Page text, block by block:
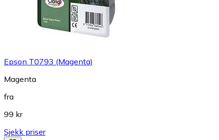
Epson T0793 (Magenta)
Magenta
fra
99 kr
Sjekk priser